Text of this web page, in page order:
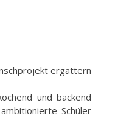
ergattern
und backend
Schüler